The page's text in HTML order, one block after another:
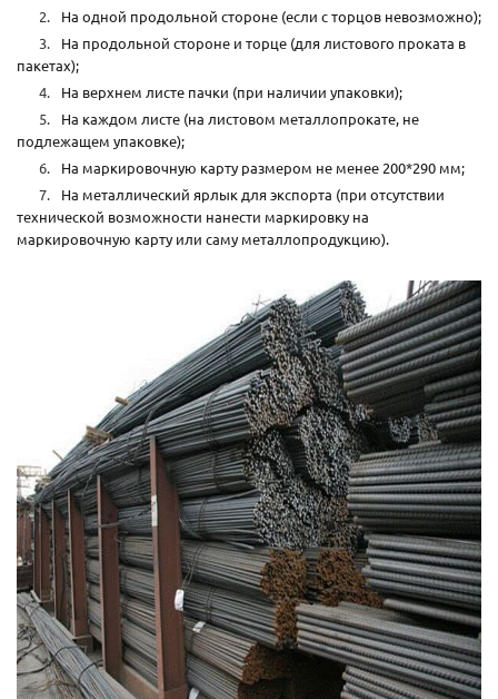
На одной продольной стороне (если с торцов невозможно);
На продольной стороне и торце (для листового проката в
пакетах);
На верхнем листе пачки (при наличии упаковки);
На каждом листе (на листовом металлопрокате, не
подлежащем упаковке);
На маркировочную карту размером не менее 200*290 мм;
На металлический ярлык для экспорта (при отсутствии
технической возможности нанести маркировку на
маркировочную карту или саму металлопродукцию).